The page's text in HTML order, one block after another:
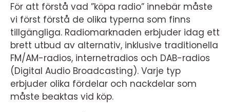
För att förstå vad ”köpa radio” innebär måste
vi först förstå de olika typerna som finns
tillgängliga. Radiomarknaden erbjuder idag ett
brett utbud av alternativ, inklusive traditionella
FM/AM-radios, internetradios och DAB-radios
(Digital Audio Broadcasting). Varje typ
erbjuder olika fördelar och nackdelar som
måste beaktas vid köp.